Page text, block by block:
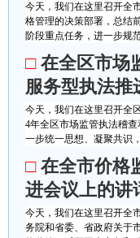
今天，我们在这里召开全
格管理的决策部署，总结
阶段重点任务，进一步规
□ 在全区市场
服务型执法推
今天，我们在这里召开全
4年全区市场监管执法稽
一步统一思想、凝聚共识
□ 在全市价格
进会议上的讲
今天，我们在这里召开全
务院和省委、省政府关于